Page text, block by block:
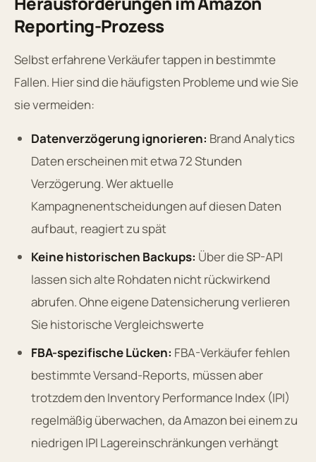
Reporting-Prozess
Selbst erfahrene Verkäufer tappen in bestimmte
Fallen. Hier sind die häufigsten Probleme und wie Sie
sie vermeiden:
Datenverzögerung ignorieren: Brand Analytics
Daten erscheinen mit etwa 72 Stunden
Verzögerung. Wer aktuelle
Kampagnenentscheidungen auf diesen Daten
aufbaut, reagiert zu spät
Keine historischen Backups: Über die SP-API
lassen sich alte Rohdaten nicht rückwirkend
abrufen. Ohne eigene Datensicherung verlieren
Sie historische Vergleichswerte
FBA-spezifische Lücken: FBA-Verkäufer fehlen
bestimmte Versand-Reports, müssen aber
trotzdem den Inventory Performance Index (IPI)
regelmäßig überwachen, da Amazon bei einem zu
niedrigen IPI Lagereinschränkungen verhängt